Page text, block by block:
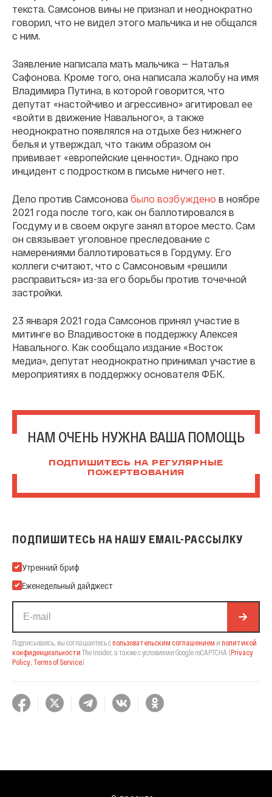
текста. Самсонов вины не признал и неоднократно
говорил, что не видел этого мальчика и не общался
с ним.
Заявление написала мать мальчика — Наталья
Сафонова. Кроме того, она написала жалобу на имя
Владимира Путина, в которой говорится, что
депутат «настойчиво и агрессивно» агитировал ее
«войти в движение Навального», а также
неоднократно появлялся на отдыхе без нижнего
белья и утверждал, что таким образом он
прививает «европейские ценности». Однако про
инцидент с подростком в письме ничего нет.
Дело против Самсонова было возбуждено в ноябре
2021 года после того, как он баллотировался в
Госдуму и в своем округе занял второе место. Сам
он связывает уголовное преследование с
намерениями баллотироваться в Гордуму. Его
коллеги считают, что с Самсоновым «решили
расправиться» из-за его борьбы против точечной
застройки.
23 января 2021 года Самсонов принял участие в
митинге во Владивостоке в поддержку Алексея
Навального. Как сообщало издание «Восток
медиа», депутат неоднократно принимал участие в
мероприятиях в поддержку основателя ФБК.
НАМ ОЧЕНЬ НУЖНА ВАША ПОМОЩЬ
ПОДПИШИТЕСЬ НА РЕГУЛЯРНЫЕ
ПОЖЕРТВОВАНИЯ
ПОДПИШИТЕСЬ НА НАШУ EMAIL-РАССЫЛКУ
Подпишитесь на нашу Email-рассылку
Утренний бриф
Еженедельный дайджест
Подписываясь, вы соглашаетесь спользовательским соглашением и политикой
конфиденциальности The Insider, а также с условиями Google reCAPTCHA (Privacy
Policy, Terms of Service).